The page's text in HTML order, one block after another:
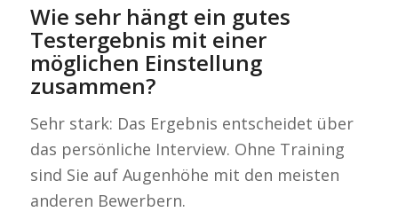
Wie sehr hängt ein gutes
Testergebnis mit einer
möglichen Einstellung
zusammen?
Sehr stark: Das Ergebnis entscheidet über
das persönliche Interview. Ohne Training
sind Sie auf Augenhöhe mit den meisten
anderen Bewerbern.
Test The Talent
Brüsseler Str. 1-3
60327 Frankfurt am Main